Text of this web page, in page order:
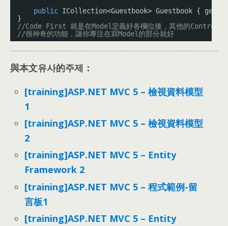
public ICollection<Guestbook> Guestbook {
}
//Code First 就是在Model定義好各欄位後，其他的Controller
//很神奇的功能，讓你專注在寫Model的部分就好
與本文유사的주제：
[training]ASP.NET MVC 5 – 檢視資料模型
1
[training]ASP.NET MVC 5 – 檢視資料模型
2
[training]ASP.NET MVC 5 – Entity
Framework 2
[training]ASP.NET MVC 5 – 程式範例-留
言板1
[training]ASP.NET MVC 5 – Entity